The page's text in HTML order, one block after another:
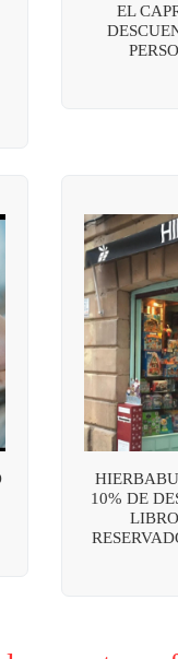
EL
10% DE